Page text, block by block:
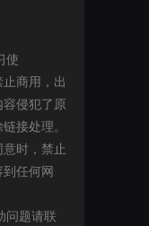
使
商用，出
容侵犯了原
接处理。
时，禁止
任何网
问题请联